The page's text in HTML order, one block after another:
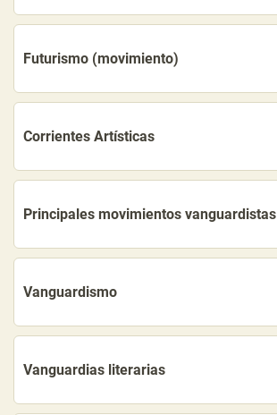
Futurismo (movimiento)
Corrientes Artísticas
Principales movimientos vanguardistas
Vanguardismo
Vanguardias literarias